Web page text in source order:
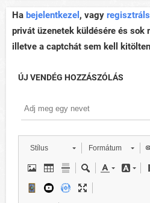
Ha bejelentkezel , vagy
privát üzenetek küldésére és sok
illetve a captchát sem kell
ÚJ VENDÉG HOZZÁSZÓLÁS
Stílus Formátum